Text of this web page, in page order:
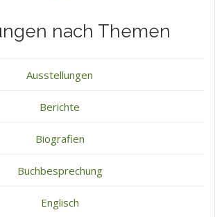
nach Themen
Ausstellungen
Berichte
Biografien
Buchbesprechung
Englisch